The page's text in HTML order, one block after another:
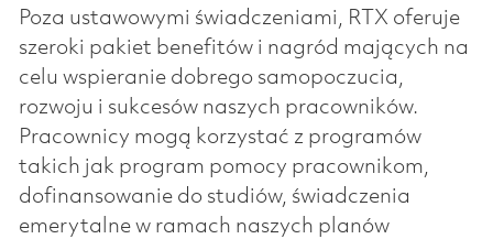
Poza ustawowymi świadczeniami, RTX oferuje
szeroki pakiet benefitów i nagród mających na
celu wspieranie dobrego samopoczucia,
rozwoju i sukcesów naszych pracowników.
Pracownicy mogą korzystać z programów
takich jak program pomocy pracownikom,
dofinansowanie do studiów, świadczenia
emerytalne w ramach naszych planów